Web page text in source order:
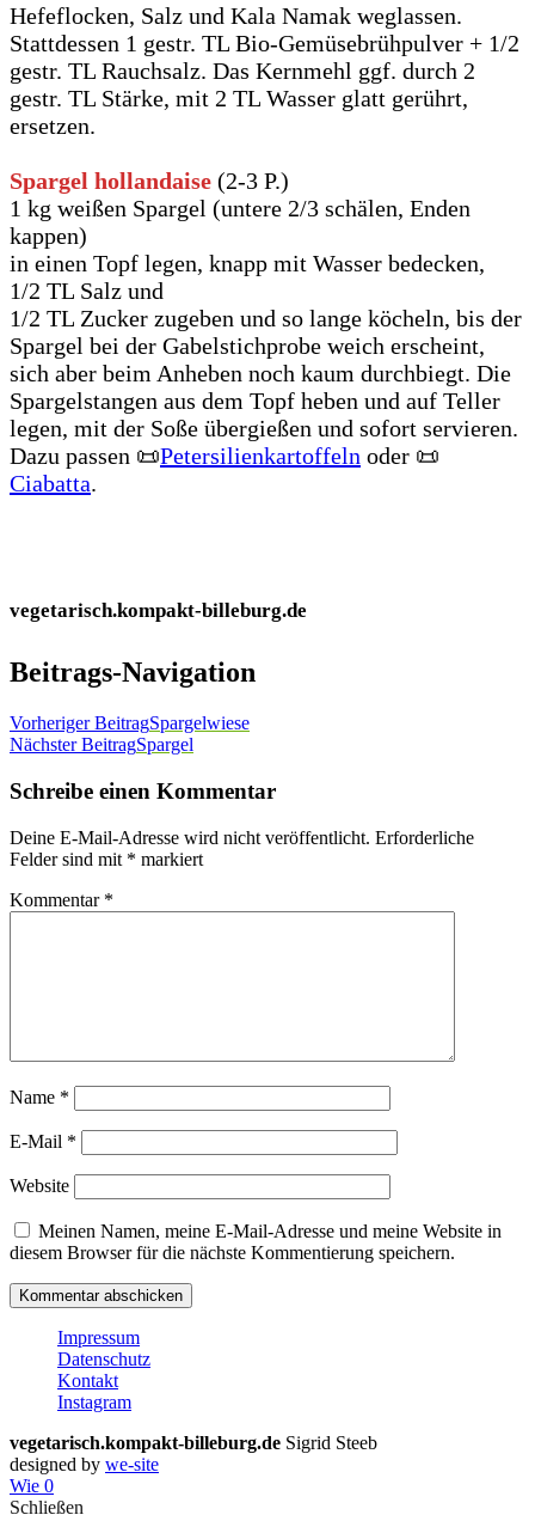
Hefeflocken, Salz und Kala Namak weglassen.
Stattdessen 1 gestr. TL Bio-Gemüsebrühpulver + 1/2
gestr. TL Rauchsalz. Das Kernmehl ggf. durch 2
gestr. TL Stärke, mit 2 TL Wasser glatt gerührt,
ersetzen.
Spargel hollandaise (2-3 P.)
1 kg weißen Spargel (untere 2/3 schälen, Enden
kappen)
in einen Topf legen, knapp mit Wasser bedecken,
1/2 TL Salz und
1/2 TL Zucker zugeben und so lange köcheln, bis der
Spargel bei der Gabelstichprobe weich erscheint,
sich aber beim Anheben noch kaum durchbiegt. Die
Spargelstangen aus dem Topf heben und auf Teller
legen, mit der Soße übergießen und sofort servieren.
Dazu passen 📜Petersilienkartoffeln oder 📜
Ciabatta.
vegetarisch.kompakt-billeburg.de
Beitrags-Navigation
Vorheriger BeitragSpargelwiese
Nächster BeitragSpargel
Schreibe einen Kommentar
Deine E-Mail-Adresse wird nicht veröffentlicht. Erforderliche
Felder sind mit * markiert
Kommentar *
Name *
E-Mail *
Website
Meinen Namen, meine E-Mail-Adresse und meine Website in
diesem Browser für die nächste Kommentierung speichern.
Impressum
Datenschutz
Kontakt
Instagram
vegetarisch.kompakt-billeburg.de Sigrid Steeb
designed by we-site
Wie 0
Schließen